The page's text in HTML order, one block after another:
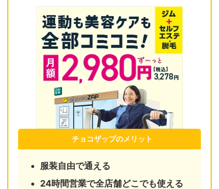
チョコザップのメリット
服装自由で通える
24時間営業で全店舗どこでも使える